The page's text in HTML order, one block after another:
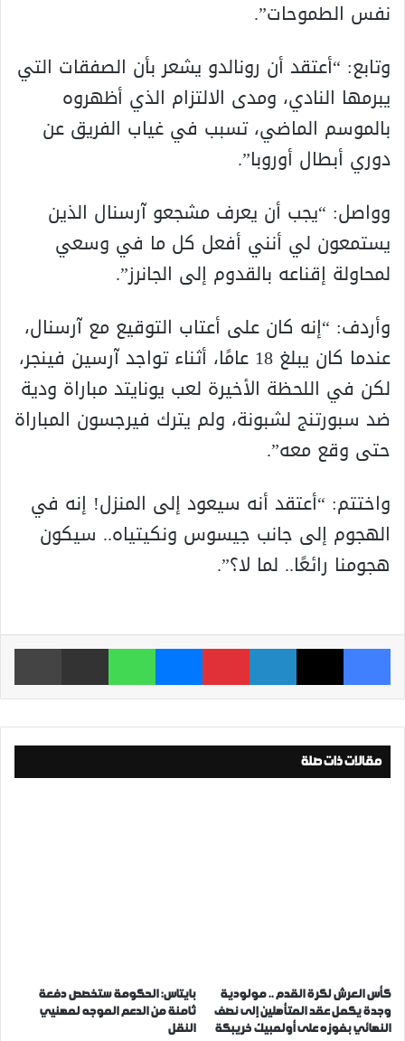
نفس الطموحات”.
وتابع: “أعتقد أن رونالدو يشعر بأن الصفقات التي
يبرمها النادي، ومدى الالتزام الذي أظهروه
بالموسم الماضي، تسبب في غياب الفريق عن
دوري أبطال أوروبا”.
وواصل: “يجب أن يعرف مشجعو آرسنال الذين
يستمعون لي أنني أفعل كل ما في وسعي
لمحاولة إقناعه بالقدوم إلى الجانرز”.
وأردف: “إنه كان على أعتاب التوقيع مع آرسنال،
عندما كان يبلغ 18 عامًا، أثناء تواجد آرسين فينجر،
لكن في اللحظة الأخيرة لعب يونايتد مباراة ودية
ضد سبورتنج لشبونة، ولم يترك فيرجسون المباراة
حتى وقع معه”.
واختتم: “أعتقد أنه سيعود إلى المنزل! إنه في
الهجوم إلى جانب جيسوس ونكيتياه.. سيكون
هجومنا رائعًا.. لما لا؟”.
فيسبوك ‫X لينكدإن بينتيريست ماسنجر واتساب مشاركة عبر البريد
مقالات ذات صلة
كأس العرش لكرة القدم .. مولودية
وجدة يكمل عقد المتأهلين إلى نصف
النهائي بفوزه على أولمبيك خريبكة
بايتاس: الحكومة ستخصص دفعة
ثامنة من الدعم الموجه لمهنيي
النقل